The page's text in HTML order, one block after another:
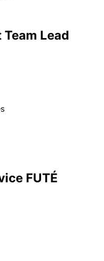
Lead
FUTÉ